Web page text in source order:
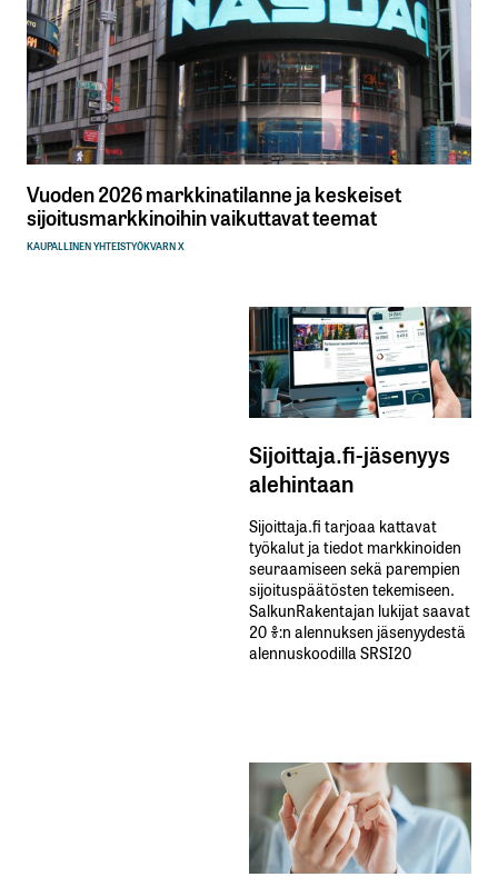
Vuoden 2026 markkinatilanne ja keskeiset
sijoitusmarkkinoihin vaikuttavat teemat
KAUPALLINEN YHTEISTYÖKVARN X
Sijoittaja.fi-jäsenyys
alehintaan
Sijoittaja.fi tarjoaa kattavat
työkalut ja tiedot markkinoiden
seuraamiseen sekä parempien
sijoituspäätösten tekemiseen.
SalkunRakentajan lukijat saavat
20 %:n alennuksen jäsenyydestä
alennuskoodilla SRSI20